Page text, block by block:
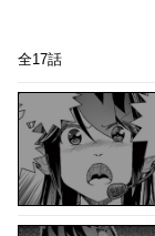
全17話